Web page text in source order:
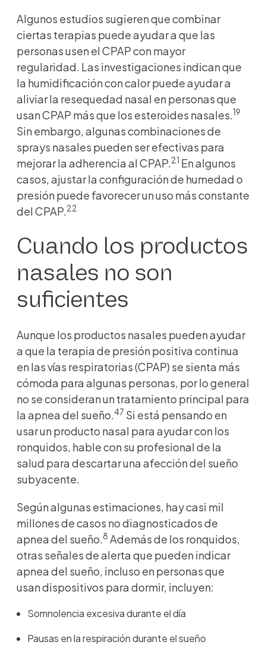
Algunos estudios sugieren que combinar
ciertas terapias puede ayudar a que las
personas usen el CPAP con mayor
regularidad. Las investigaciones indican que
la humidificación con calor puede ayudar a
aliviar la resequedad nasal en personas que
usan CPAP más que los esteroides nasales.19
Sin embargo, algunas combinaciones de
sprays nasales pueden ser efectivas para
mejorar la adherencia al CPAP.21 En algunos
casos, ajustar la configuración de humedad o
presión puede favorecer un uso más constante
del CPAP.22
Cuando los productos
nasales no son
suficientes
Aunque los productos nasales pueden ayudar
a que la terapia de presión positiva continua
en las vías respiratorias (CPAP) se sienta más
cómoda para algunas personas, por lo general
no se consideran un tratamiento principal para
la apnea del sueño. 47 Si está pensando en
usar un producto nasal para ayudar con los
ronquidos, hable con su profesional de la
salud para descartar una afección del sueño
subyacente.
Según algunas estimaciones, hay casi mil
millones de casos no diagnosticados de
apnea del sueño. 8 Además de los ronquidos,
otras señales de alerta que pueden indicar
apnea del sueño, incluso en personas que
usan dispositivos para dormir, incluyen:
Somnolencia excesiva durante el día
Pausas en la respiración durante el sueño